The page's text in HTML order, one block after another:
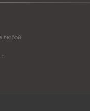
любой